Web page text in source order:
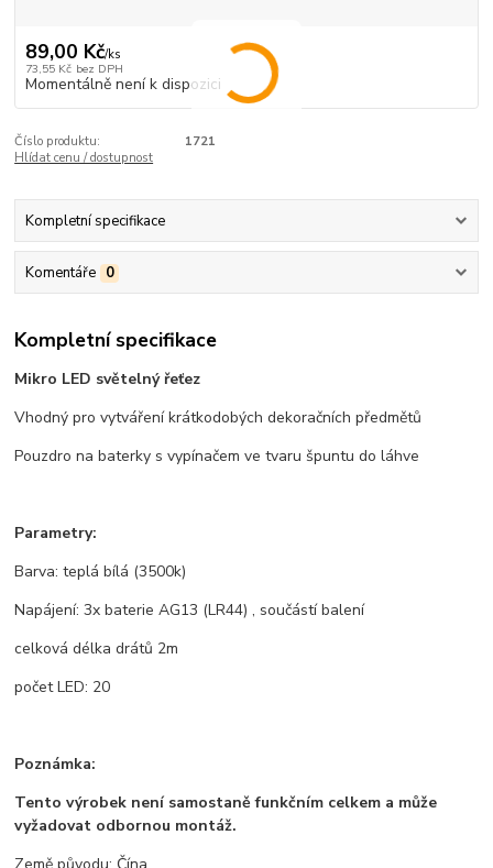
89,00 Kč/ks
73,55 Kč bez DPH
Momentálně není k dispozici
Číslo produktu:
1721
Hlídat cenu / dostupnost
Kompletní specifikace
Komentáře 0
Kompletní specifikace
Mikro LED světelný řeťez
Vhodný pro vytváření krátkodobých dekoračních předmětů
Pouzdro na baterky s vypínačem ve tvaru špuntu do láhve
Parametry:
Barva: teplá bílá (3500k)
Napájení: 3x baterie AG13 (LR44) , součástí balení
celková délka drátů 2m
počet LED: 20
Poznámka:
Tento výrobek není samostaně funkčním celkem a může
vyžadovat odbornou montáž.
Země původu: Čína.